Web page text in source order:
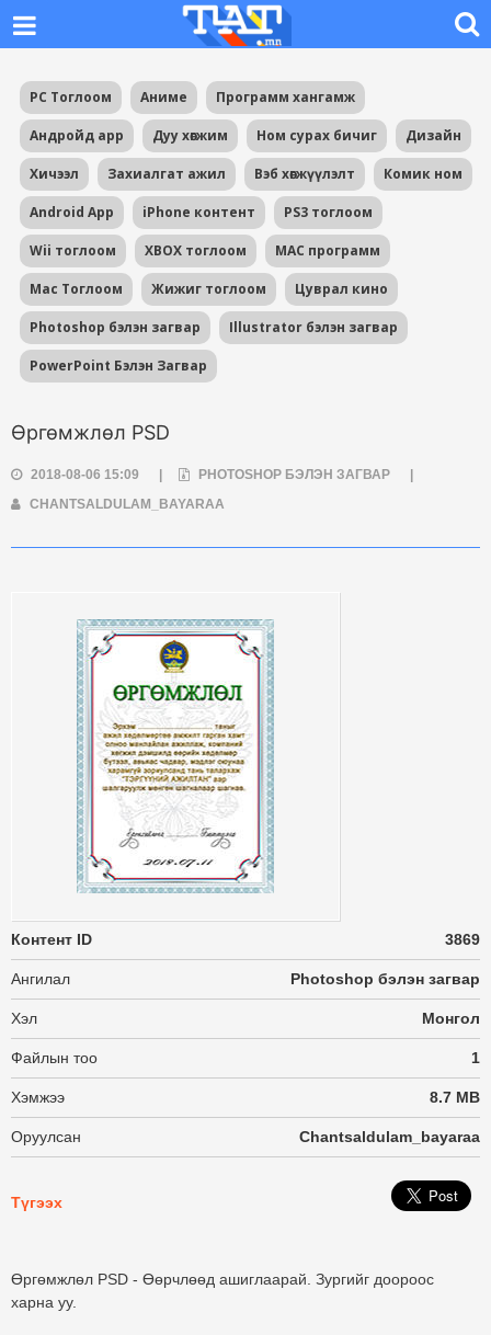
PC Тоглоом Аниме Программ хангамж
Андройд app Дуу хөгжим Ном сурах бичиг Дизайн
Хичээл Захиалгат ажил Вэб хөгжүүлэлт Комик ном
Android App iPhone контент PS3 тоглоом
Wii тоглоом XBOX тоглоом MAC программ
Mac Тоглоом Жижиг тоглоом Цуврал кино
Photoshop бэлэн загвар Illustrator бэлэн загвар
PowerPoint Бэлэн Загвар
Өргөмжлөл PSD
2018-08-06 15:09 PHOTOSHOP БЭЛЭН ЗАГВАР
CHANTSALDULAM_BAYARAA
Контент ID 3869
Ангилал Photoshop бэлэн загвар
Хэл Монгол
Файлын тоо 1
Хэмжээ 8.7 MB
Оруулсан Chantsaldulam_bayaraa
Түгээх
Өргөмжлөл PSD - Өөрчлөөд ашиглаарай. Зургийг доороос
харна уу.